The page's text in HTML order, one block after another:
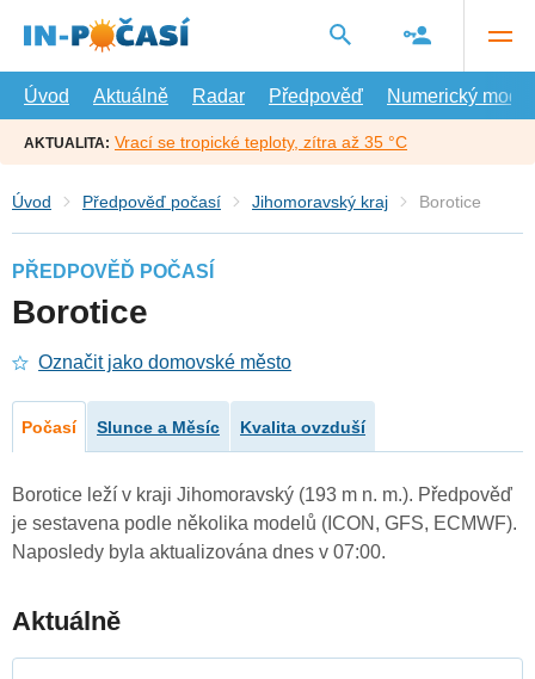
hlavní
Úvod
Aktuálně Radar Předpověď Numerický model
AKTUALITA: Vrací se tropické teploty, zítra až 35 °C
Úvod Předpověď počasí Jihomoravský kraj Borotice
PŘEDPOVĚĎ POČASÍ
Borotice
Označit jako domovské město
Počasí Slunce a Měsíc Kvalita ovzduší
Borotice leží v kraji Jihomoravský (193 m n. m.). Předpověď
je sestavena podle několika modelů (ICON, GFS, ECMWF).
Naposledy byla aktualizována dnes v 07:00.
Aktuálně